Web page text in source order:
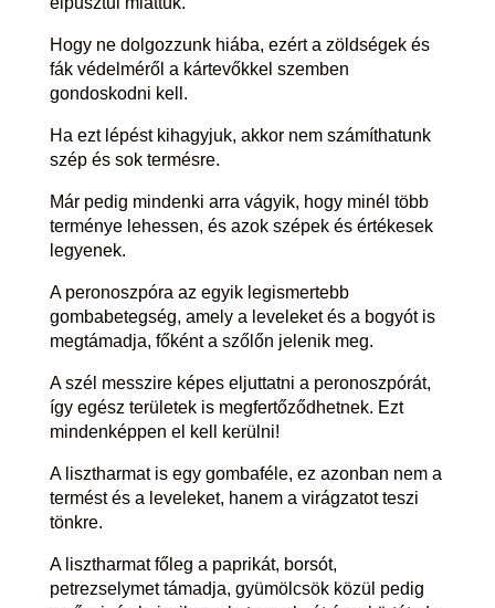
Hogy ne dolgozzunk hiába, ezért a zöldségek és
fák védelméről a kártevőkkel szemben
gondoskodni kell.
Ha ezt lépést kihagyjuk, akkor nem számíthatunk
szép és sok termésre.
Már pedig mindenki arra vágyik, hogy minél több
terménye lehessen, és azok szépek és értékesek
legyenek.
A peronoszpóra az egyik legismertebb
gombabetegség, amely a leveleket és a bogyót is
megtámadja, főként a szőlőn jelenik meg.
A szél messzire képes eljuttatni a peronoszpórát,
így egész területek is megfertőződhetnek. Ezt
mindenképpen el kell kerülni!
A lisztharmat is egy gombaféle, ez azonban nem a
termést és a leveleket, hanem a virágzatot teszi
tönkre.
A lisztharmat főleg a paprikát, borsót,
petrezselymet támadja, gyümölcsök közül pedig